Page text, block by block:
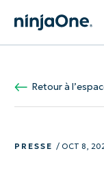
Retour à
PRESSE / OCT 8,